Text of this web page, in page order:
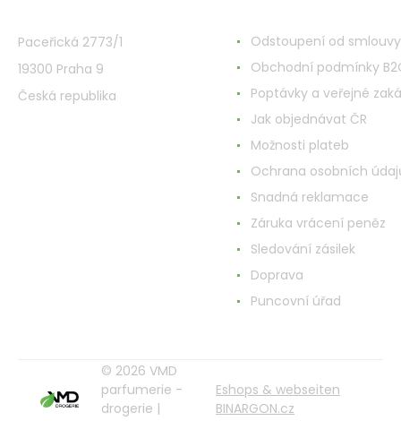
Paceřická 2773/1
19300 Praha 9
Česká republika
Odstoupení od smlouvy
Obchodní podmínky
Poptávky a veřejné
Jak objednávat ČR
Možnosti plateb
Ochrana osobních
Snadná reklamace
Záruka vrácení peněz
Sledování zásilek
Doprava
Puncovní úřad
© 2026 VMD
parfumerie -
drogerie |
Eshops & webseiten
BINARGON.cz